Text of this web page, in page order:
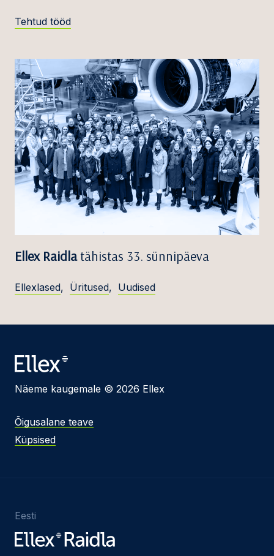
Tehtud tööd
Ellex Raidlatähistas 33. sünnipäeva
Ellexlased, Üritused, Uudised
Näeme kaugemale © 2026 Ellex
Õigusalane teave
Küpsised
Eesti